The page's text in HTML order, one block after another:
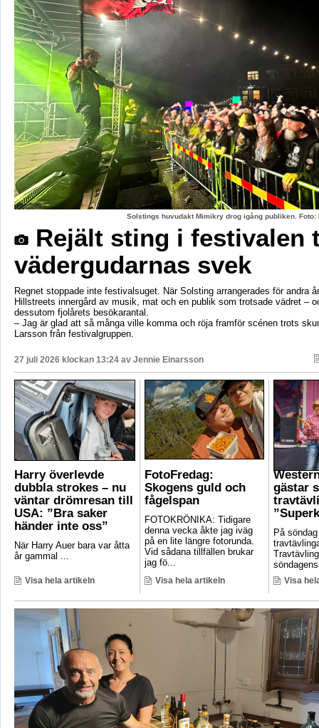
Solstings huvudakt Mimikry drog igång publiken.
Rejält sting i festivalen
vädergudarnas svek
Regnet stoppade inte festivalsuget. När Solsting arrangerades för andra
Hillstreets innergård av musik, mat och en publik som trotsade vädret –
dessutom fjolårets besökarantal.
– Jag är glad att så många ville komma och röja framför scénen trots
Larsson från festivalgruppen.
27 juli 2026 klockan 13:24 av Jennie Einarsson
Harry överlevde
dubbla strokes – nu
väntar drömresan till
USA: ”Bra saker
händer inte oss”
När Harry Auer bara var åtta
år gammal ...
Visa hela artikeln
FotoFredag:
Skogens guld och
fågelspan
FOTOKRÖNIKA: Tidigare
denna vecka åkte jag iväg
på en lite längre fotorunda.
Vid sådana tillfällen brukar
jag fö...
Visa hela artikeln
gästar
På
Visa